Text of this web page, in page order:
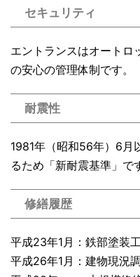
セキュリティ
エントランスはオートロ
の安心の管理体制です。
耐震性
1981年（昭和56年）6月
るため「新耐震基準」で
修繕履歴
平成23年1月：鉄部塗装
平成26年1月：建物現況